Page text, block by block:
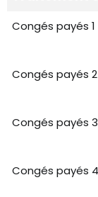
Congés payés 1
Congés payés 2
Congés payés 3
Congés payés 4